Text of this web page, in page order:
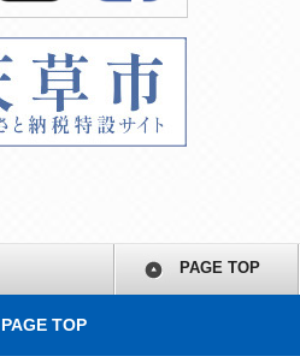
PAGE TOP
PAGE TOP